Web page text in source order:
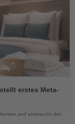
erstes Meta-
und untersucht den